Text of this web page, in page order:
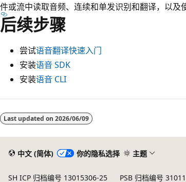
件或流中读取音频、连续和单发识别和翻译，以及
后续步骤
尝试语音翻译快速入门
安装语音 SDK
安装语音 CLI
Last updated on 2026/06/09
中文 (简体) 你的隐私选择 主题
SH ICP 归档编号 13015306-25 PSB 归档编号